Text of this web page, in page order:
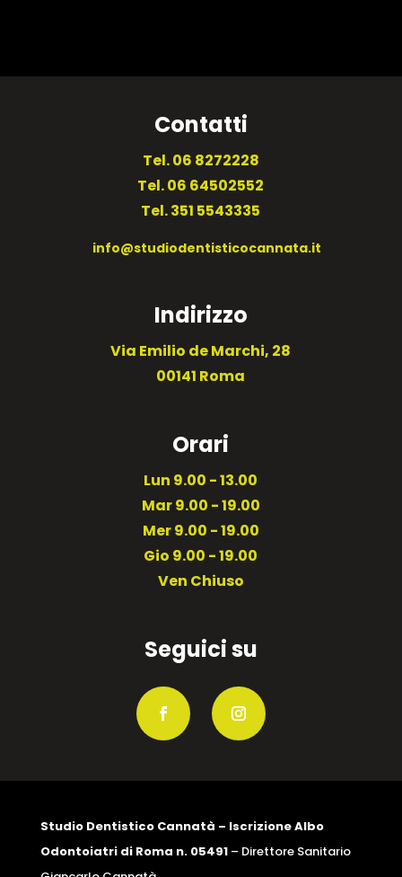
Contatti
Tel.06 8272228
Tel.06 64502552
Tel.351 5543335
info@studiodentisticocannata.it
Indirizzo
Via Emilio de Marchi, 28
00141 Roma
Orari
Lun 9.00 - 13.00
Mar 9.00 - 19.00
Mer 9.00 - 19.00
Gio 9.00 - 19.00
Ven Chiuso
Seguici su
Studio Dentistico Cannatà – Iscrizione Albo
Odontoiatri di Roma n. 05491– Direttore Sanitario